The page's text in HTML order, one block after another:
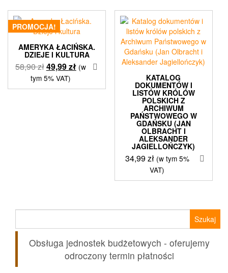
PROMOCJA!
AMERYKA ŁACIŃSKA.
DZIEJE I KULTURA
58,90złPierwotna
cena
wynosiła:
49,99złAktualna
wynosi:
(w
tym 5% VAT)
KATALOG
DOKUMENTÓW I
LISTÓW KRÓLÓW
POLSKICH Z
ARCHIWUM
PAŃSTWOWEGO W
GDAŃSKU (JAN
OLBRACHT I
ALEKSANDER
JAGIELLOŃCZYK)
34,99zł (w tym 5%
VAT)
Obsługa jednostek budżetowych - oferujemy
odroczony termin płatności